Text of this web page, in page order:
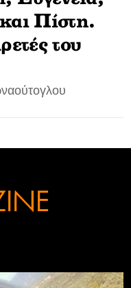
Πίστη.
του